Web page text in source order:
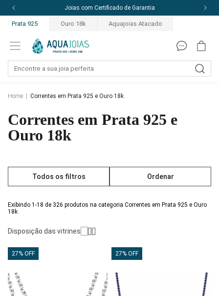
10% off com o cupom:
Prata 925 Ouro 18k Aquajoias Atacado
Home Correntes em Prata 925 e Ouro 18k
Correntes em Prata 925 e
Ouro 18k
Exibindo 1-18 de 326 produtos na categoria Correntes em Prata 925 e Ouro
18k
Todos os filtros Ordenar
Disposição das vitrines
27% OFF 27% OFF